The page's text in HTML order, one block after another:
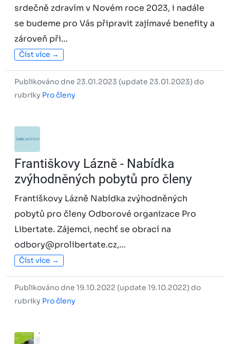
srdečně zdravím v Novém roce 2023, i nadále
se budeme pro Vás připravit zajímavé benefity a
zároveň při…
Číst více →
Publikováno dne 23.01.2023 (update 23.01.2023) do
rubriky Pro členy
Františkovy Lázně - Nabídka
zvýhodněných pobytů pro členy
Františkovy Lázně Nabídka zvýhodněných
pobytů pro členy Odborové organizace Pro
Libertate. Zájemci, nechť se obrací na
odbory@prolibertate.cz,…
Číst více →
Publikováno dne 19.10.2022 (update 19.10.2022) do
rubriky Pro členy